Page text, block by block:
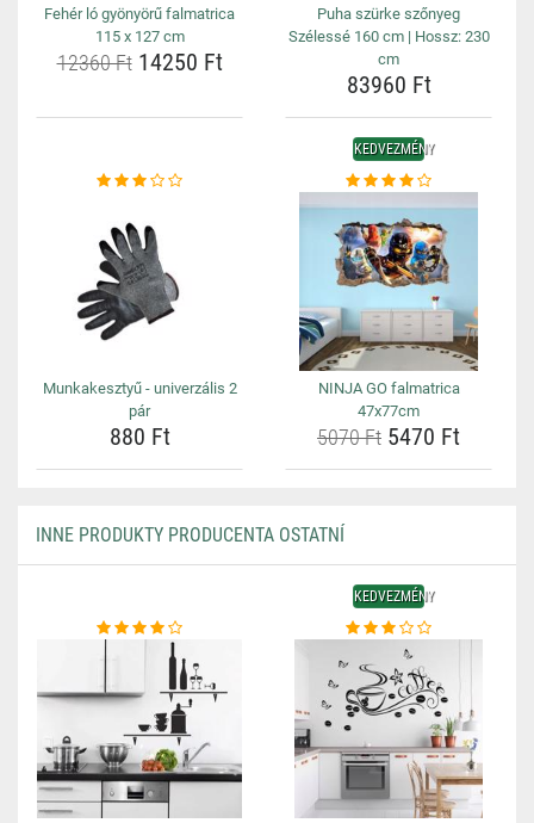
Fehér ló gyönyörű falmatrica
115 x 127 cm
12360 Ft14250 Ft
Puha szürke szőnyeg
Szélessé 160 cm | Hossz: 230
cm
83960 Ft
Munkakesztyű - univerzális 2
pár
880 Ft
KEDVEZMÉNY
NINJA GO falmatrica
47x77cm
5070 Ft 5470 Ft
INNE PRODUKTY PRODUCENTA OSTATNÍ
KEDVEZMÉNY